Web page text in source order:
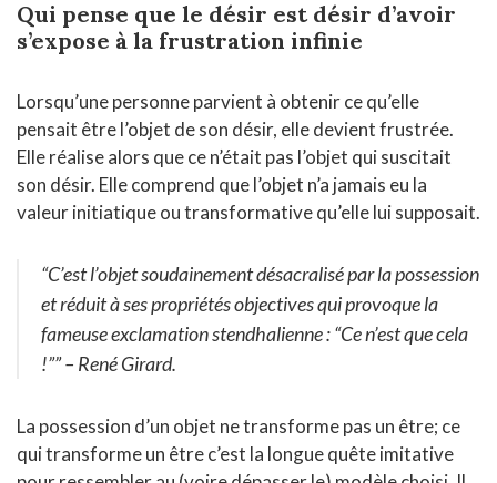
Qui pense que le désir est désir d’avoir
s’expose à la frustration infinie
Lorsqu’une personne parvient à obtenir ce qu’elle
pensait être l’objet de son désir, elle devient frustrée.
Elle réalise alors que ce n’était pas l’objet qui suscitait
son désir. Elle comprend que l’objet n’a jamais eu la
valeur initiatique ou transformative qu’elle lui supposait.
“C’est l’objet soudainement désacralisé par la possession
et réduit à ses propriétés objectives qui provoque la
fameuse exclamationstendhalienne : “Ce n’est que cela
!”” – René Girard.
La possession d’un objet ne transforme pas un être; ce
qui transforme un être c’est la longue quête imitative